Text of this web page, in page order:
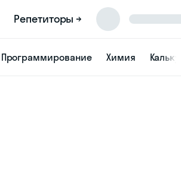
Репетиторы →
Программирование Химия